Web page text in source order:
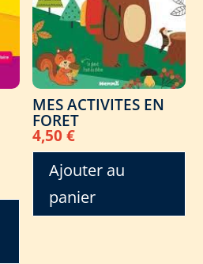
MES ACTIVITES EN
FORET
4,50€
Ajouter au
panier